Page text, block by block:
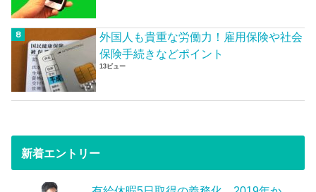
外国人も貴重な労働力！雇用保険や社会
保険手続きなどポイント
13ビュー
新着エントリー